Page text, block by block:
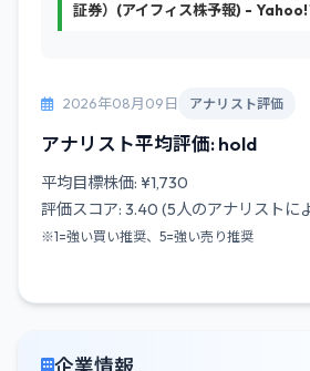
証券）(アイフィス株予報) -
2026年08月09日 アナリスト評価
アナリスト平均評価: hold
平均目標株価: ¥1,730
評価スコア: 3.40 (5人のアナリストに
※1=強い買い推奨、5=強い売り推奨